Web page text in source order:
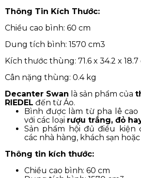
Thông Tin Kích Thước:
Chiều cao bình: 60 cm
Dung tích bình: 1570 cm3
Kích thước thùng: 71.6 x 34.2 x 18.7
Cân nặng thùng: 0.4 kg
Decanter Swan là sản phẩm của
RIEDEL đến từ Áo.
Bình được làm từ pha lê
với các loại rượu trắng, đỏ
Sản phẩm hội đủ điều kiện
các nhà hàng, khách sạn
Thông tin kích thước:
Chiều cao bình: 60 cm